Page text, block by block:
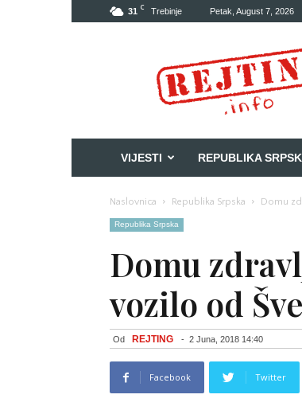
31 C Trebinje Petak, August 7, 2026
VIJESTI REPUBLIKA
Naslovnica Republika Srpska Domu
Republika Srpska
Domu
vozilo od
Od REJTING - 2 Juna, 2018 14:40
Facebook Twitter